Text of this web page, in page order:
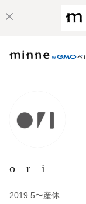
o r i
2019.5〜産休